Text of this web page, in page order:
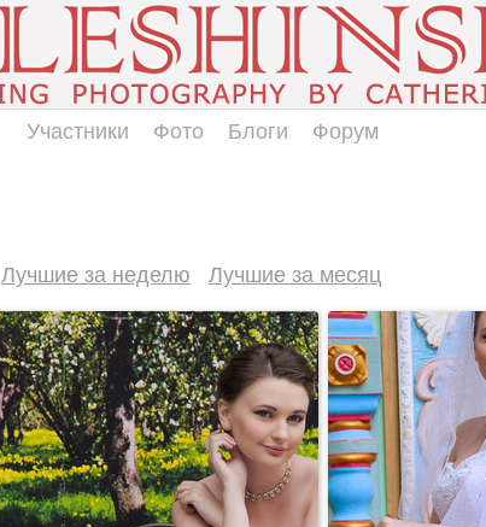
Участники Фото Блоги Форум
Лучшие за неделю Лучшие за месяц